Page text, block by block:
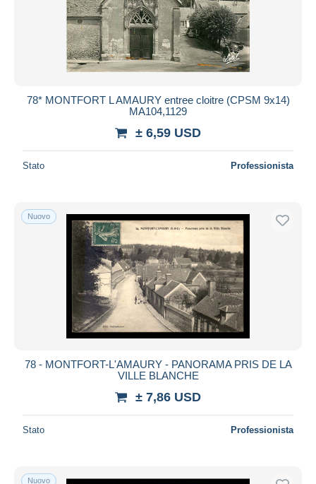
78* MONTFORT L AMAURY entree cloitre (CPSM 9x14)
MA104,1129
± 6,59 USD
Stato Professionista
Nuovo
78 - MONTFORT-L'AMAURY - PANORAMA PRIS DE LA
VILLE BLANCHE
± 7,86 USD
Stato Professionista
Nuovo